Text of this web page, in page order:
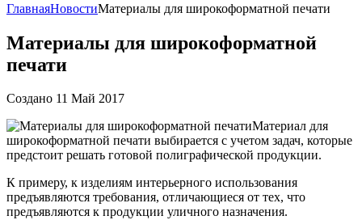
ГлавнаяНовостиМатериалы для широкоформатной печати
Материалы для широкоформатной
печати
Создано 11 Май 2017
Материал для
широкоформатной печати выбирается с учетом задач, которые
предстоит решать готовой полиграфической продукции.
К примеру, к изделиям интерьерного использования
предъявляются требования, отличающиеся от тех, что
предъявляются к продукции уличного назначения.